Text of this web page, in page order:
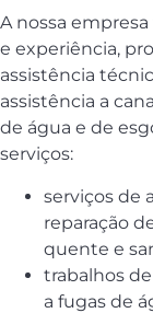
A nossa
e experiência,
assistência
assistência a
de água e de
serviços:
serviços de
reparação
quente e
trabalhos
a fugas de